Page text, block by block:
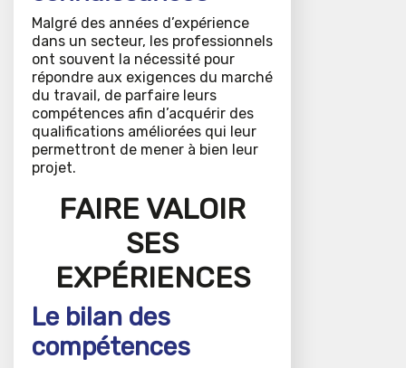
Malgré des années d’expérience
dans un secteur, les professionnels
ont souvent la nécessité pour
répondre aux exigences du marché
du travail, de parfaire leurs
compétences afin d’acquérir des
qualifications améliorées qui leur
permettront de mener à bien leur
projet.
FAIRE VALOIR
SES
EXPÉRIENCES
Le bilan des
compétences